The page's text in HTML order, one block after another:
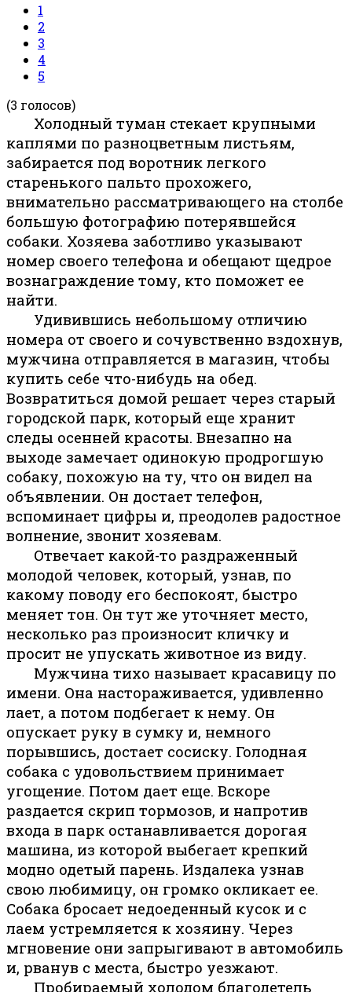
1
2
3
4
5
(3 голосов)
Холодный туман стекает крупными
каплями по разноцветным листьям,
забирается под воротник легкого
старенького пальто прохожего,
внимательно рассматривающего на столбе
большую фотографию потерявшейся
собаки. Хозяева заботливо указывают
номер своего телефона и обещают щедрое
вознаграждение тому, кто поможет ее
найти.
Удивившись небольшому отличию
номера от своего и сочувственно вздохнув,
мужчина отправляется в магазин, чтобы
купить себе что-нибудь на обед.
Возвратиться домой решает через старый
городской парк, который еще хранит
следы осенней красоты. Внезапно на
выходе замечает одинокую продрогшую
собаку, похожую на ту, что он видел на
объявлении. Он достает телефон,
вспоминает цифры и, преодолев радостное
волнение, звонит хозяевам.
Отвечает какой-то раздраженный
молодой человек, который, узнав, по
какому поводу его беспокоят, быстро
меняет тон. Он тут же уточняет место,
несколько раз произносит кличку и
просит не упускать животное из виду.
Мужчина тихо называет красавицу по
имени. Она настораживается, удивленно
лает, а потом подбегает к нему. Он
опускает руку в сумку и, немного
порывшись, достает сосиску. Голодная
собака с удовольствием принимает
угощение. Потом дает еще. Вскоре
раздается скрип тормозов, и напротив
входа в парк останавливается дорогая
машина, из которой выбегает крепкий
модно одетый парень. Издалека узнав
свою любимицу, он громко окликает ее.
Собака бросает недоеденный кусок и с
лаем устремляется к хозяину. Через
мгновение они запрыгивают в автомобиль
и, рванув с места, быстро уезжают.
Пробираемый холодом благодетель